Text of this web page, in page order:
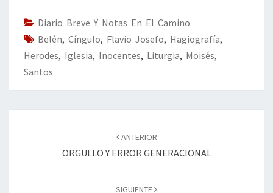
o
o
k
er dI
n
l
p
ar
tir
Diario Breve Y Notas En El Camino
Belén, Cíngulo, Flavio Josefo, Hagiografía,
Herodes, Iglesia, Inocentes, Liturgia, Moisés,
Santos
ANTERIOR
ORGULLO Y ERROR GENERACIONAL
SIGUIENTE